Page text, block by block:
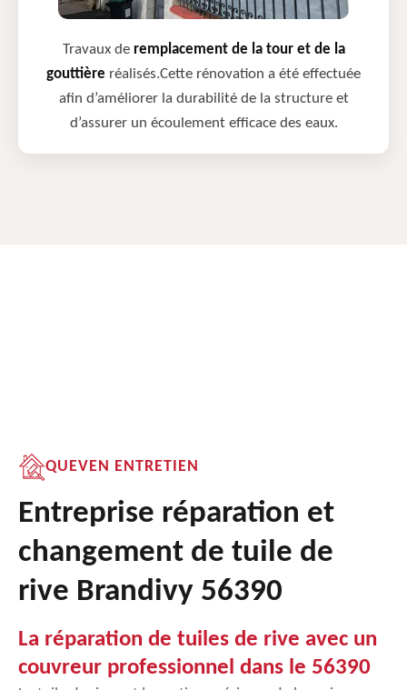
Travaux de remplacement de la tour et de la
gouttière réalisés.Cette rénovation a été effectuée
afin d’améliorer la durabilité de la structure et
d’assurer un écoulement efficace des eaux.
QUEVEN ENTRETIEN
Entreprise réparation et
changement de tuile de
rive Brandivy 56390
La réparation de tuiles de rive avec un
couvreur professionnel dans le 56390